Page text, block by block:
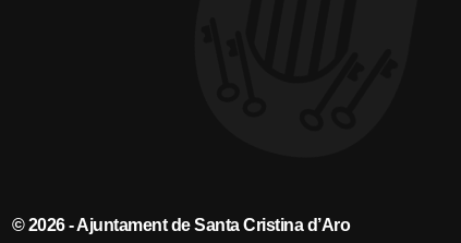
© 2026 - Ajuntament de Santa Cristina d’Aro